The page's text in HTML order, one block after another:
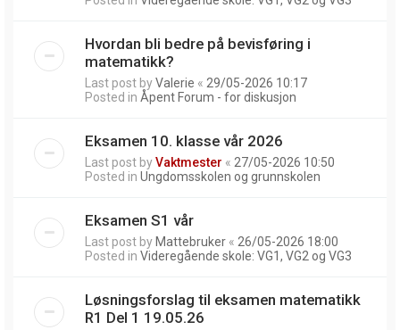
Hvordan bli bedre på bevisføring i
matematikk?
Last post byValerie « 29/05-2026 10:17
Posted in Åpent Forum - for diskusjon
Eksamen 10. klasse vår 2026
Last post byVaktmester « 27/05-2026 10:50
Posted in Ungdomsskolen og grunnskolen
Eksamen S1 vår
Last post by Mattebruker « 26/05-2026 18:00
Posted in Videregående skole: VG1, VG2 og VG3
Løsningsforslag til eksamen matematikk
R1 Del 1 19.05.26